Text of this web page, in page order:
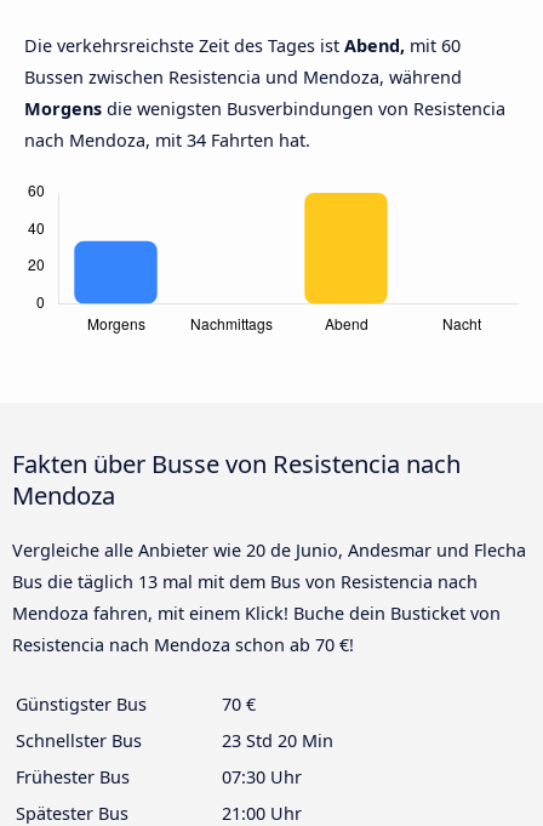
Die verkehrsreichste Zeit des Tages ist Abend, mit 60
Bussen zwischen Resistencia und Mendoza, während
Morgens die wenigsten Busverbindungen von Resistencia
nach Mendoza, mit 34 Fahrten hat.
Fakten über Busse von Resistencia nach
Mendoza
Vergleiche alle Anbieter wie 20 de Junio, Andesmar und Flecha
Bus die täglich 13 mal mit dem Bus von Resistencia nach
Mendoza fahren, mit einem Klick! Buche dein Busticket von
Resistencia nach Mendoza schon ab 70 €!
Günstigster Bus
70 €
Schnellster Bus
23 Std 20 Min
Frühester Bus
07:30 Uhr
Spätester Bus
21:00 Uhr